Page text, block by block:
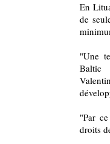
En
de
"Une
Baltic
"Par
droits